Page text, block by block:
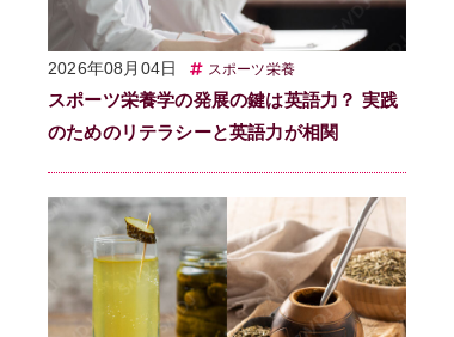
2026年08月04日 スポーツ栄養
スポーツ栄養学の発展の鍵は英語力？ 実践
のためのリテラシーと英語力が相関